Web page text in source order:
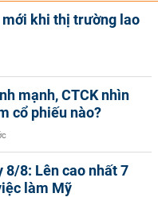
mới khi thị trường lao
mạnh, CTCK nhìn
cổ phiếu nào?
8/8: Lên cao nhất 7
làm Mỹ